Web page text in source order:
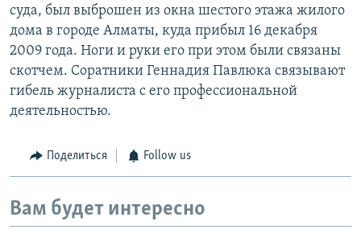
суда, был выброшен из окна шестого этажа жилого
дома в городе Алматы, куда прибыл 16 декабря
2009 года. Ноги и руки его при этом были связаны
скотчем. Соратники Геннадия Павлюка связывают
гибель журналиста с его профессиональной
деятельностью.
Поделиться Follow us
Вам будет интересно